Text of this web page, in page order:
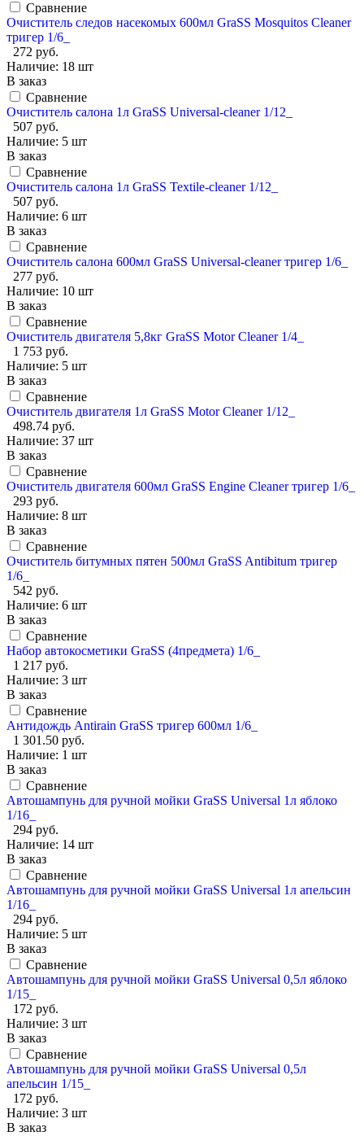
Сравнение
Очиститель следов насекомых 600мл GraSS Mosquitos Cleaner
тригер 1/6_
272 руб.
Наличие: 18 шт
В заказ
Сравнение
Очиститель салона 1л GraSS Universal-cleaner 1/12_
507 руб.
Наличие: 5 шт
В заказ
Сравнение
Очиститель салона 1л GraSS Textile-cleaner 1/12_
507 руб.
Наличие: 6 шт
В заказ
Сравнение
Очиститель салона 600мл GraSS Universal-cleaner тригер 1/6_
277 руб.
Наличие: 10 шт
В заказ
Сравнение
Очиститель двигателя 5,8кг GraSS Motor Cleaner 1/4_
1 753 руб.
Наличие: 5 шт
В заказ
Сравнение
Очиститель двигателя 1л GraSS Motor Cleaner 1/12_
498.74 руб.
Наличие: 37 шт
В заказ
Сравнение
Очиститель двигателя 600мл GraSS Engine Cleaner тригер 1/6_
293 руб.
Наличие: 8 шт
В заказ
Сравнение
Очиститель битумных пятен 500мл GraSS Antibitum тригер
1/6_
542 руб.
Наличие: 6 шт
В заказ
Сравнение
Набор автокосметики GraSS (4предмета) 1/6_
1 217 руб.
Наличие: 3 шт
В заказ
Сравнение
Антидождь Antirain GraSS тригер 600мл 1/6_
1 301.50 руб.
Наличие: 1 шт
В заказ
Сравнение
Автошампунь для ручной мойки GraSS Universal 1л яблоко
1/16_
294 руб.
Наличие: 14 шт
В заказ
Сравнение
Автошампунь для ручной мойки GraSS Universal 1л апельсин
1/16_
294 руб.
Наличие: 5 шт
В заказ
Сравнение
Автошампунь для ручной мойки GraSS Universal 0,5л яблоко
1/15_
172 руб.
Наличие: 3 шт
В заказ
Сравнение
Автошампунь для ручной мойки GraSS Universal 0,5л
апельсин 1/15_
172 руб.
Наличие: 3 шт
В заказ